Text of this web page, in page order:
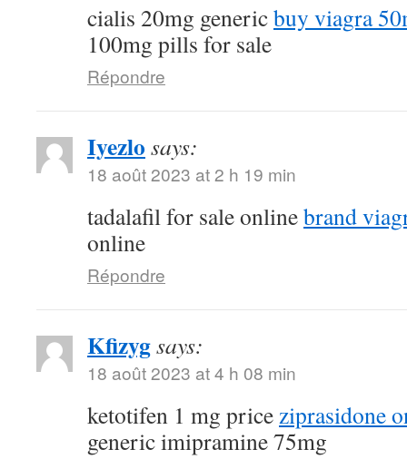
cialis 20mg genericbuy viagra
100mg pills for sale
Répondre
Iyezlo says:
18 août 2023 at 2 h 19 min
tadalafil for sale onlinebrand
online
Répondre
Kfizygsays:
18 août 2023 at 4 h 08 min
ketotifen 1 mg price ziprasidone
generic imipramine 75mg